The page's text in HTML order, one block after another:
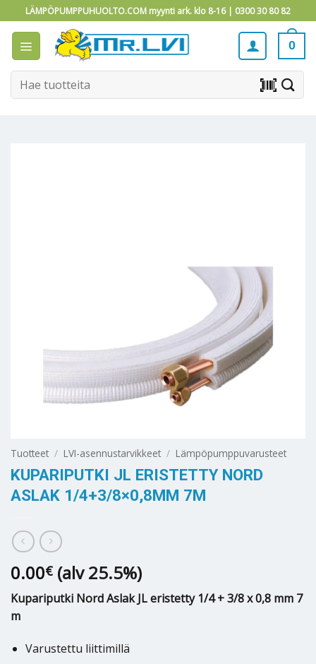
to
content
LÄMPÖPUMPPUHUOLTO.COM myynti ark. klo 8-16 | 0300 30 80 82
0
Etsi: barcode_scanner
Tuotteet / LVI-asennustarvikkeet / Lämpöpumppuvarusteet
KUPARIPUTKI JL ERISTETTY NORD
ASLAK 1/4+3/8×0,8MM 7M
0.00€ (alv 25.5%)
Kupariputki Nord Aslak JL eristetty 1/4 + 3/8 x 0,8 mm 7
m
Varustettu liittimillä